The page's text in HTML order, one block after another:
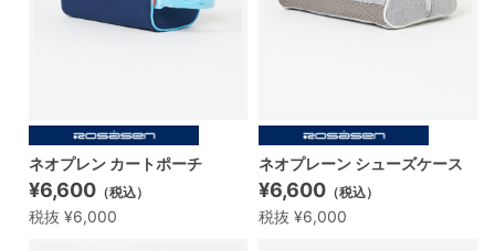
ネオプレン カートポーチ
¥6,600 （税込）
税抜 ¥6,000
ネオプレーン シューズケース
¥6,600 （税込）
税抜 ¥6,000